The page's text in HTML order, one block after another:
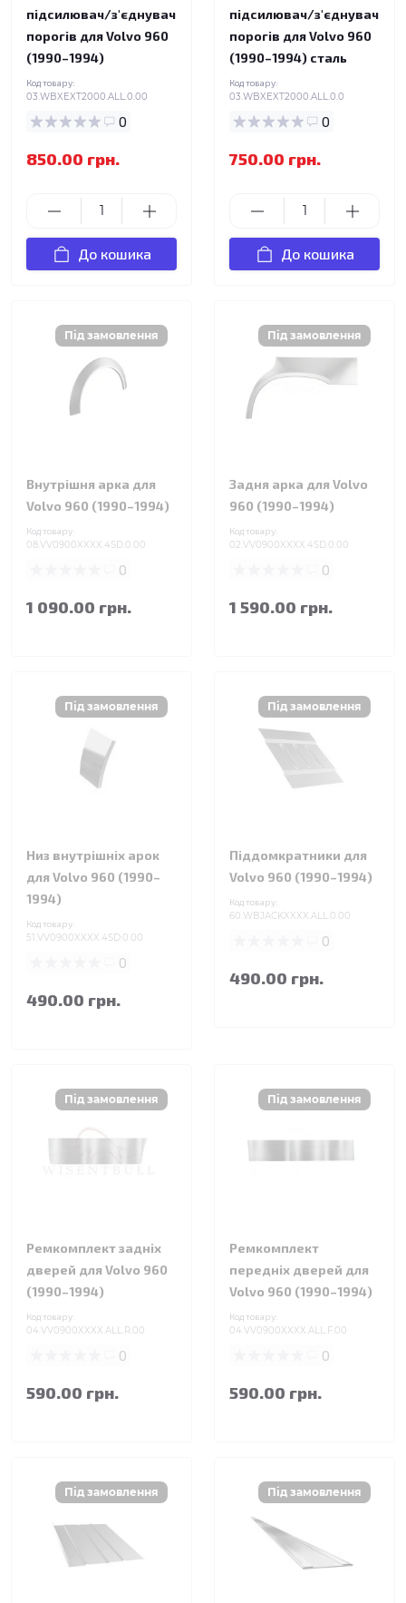
підсилювач/з'єднувач
порогів для Volvo 960
(1990–1994)
Код товару:
03.WBXEXT2000.ALL.0.00
0
850.00 грн.
До кошика
підсилювач/з'єднувач
порогів для Volvo 960
(1990–1994) сталь
Код товару:
03.WBXEXT2000.ALL.0.0
0
750.00 грн.
До кошика
Внутрішня арка для
Volvo 960 (1990–1994)
Код товару:
08.VV0900XXXX.4SD.0.00
0
1 090.00 грн.
Задня арка для Volvo
960 (1990–1994)
Код товару:
02.VV0900XXXX.4SD.0.00
0
1 590.00 грн.
Низ внутрішніх арок
для Volvo 960 (1990–
1994)
Код товару:
51.VV0900XXXX.4SD.0.00
0
490.00 грн.
Піддомкратники для
Volvo 960 (1990–1994)
Код товару:
60.WBJACKXXXX.ALL.0.00
0
490.00 грн.
Ремкомплект задніх
дверей для Volvo 960
(1990–1994)
Код товару:
04.VV0900XXXX.ALL.R.00
0
590.00 грн.
Ремкомплект
передніх дверей для
Volvo 960 (1990–1994)
Код товару:
04.VV0900XXXX.ALL.F.00
0
590.00 грн.